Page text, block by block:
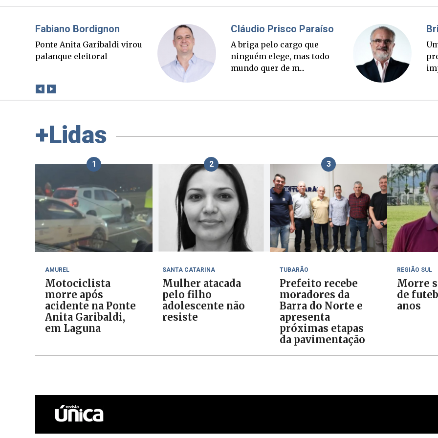
Misael Elias
O Boato corre mais rápido
que a verdade. Mas quem
Fabiano Bordignon
Ponte Anita Garibaldi virou
palanque eleitoral
+Lidas
1
AMUREL
Motociclista
morre após
acidente na Ponte
Anita Garibaldi,
em Laguna
2
SANTA CATARINA
Mulher atacada
pelo filho
adolescente não
resiste
3
TUBARÃO
Prefeito recebe
moradores da
Barra do Norte e
apresenta
próximas etapas
da pavimentação
REGIÃO SUL
Morre
de
anos